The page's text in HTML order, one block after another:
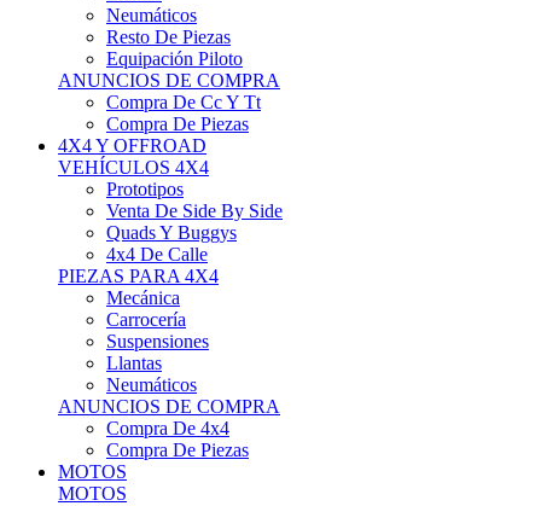
Resto De Piezas
Equipación Piloto
ANUNCIOS DE COMPRA
Compra De Cc Y Tt
Compra De Piezas
4X4 Y OFFROAD
VEHÍCULOS 4X4
Prototipos
Venta De Side By Side
Quads Y Buggys
4x4 De Calle
PIEZAS PARA 4X4
Mecánica
Carrocería
Suspensiones
Llantas
Neumáticos
ANUNCIOS DE COMPRA
Compra De 4x4
Compra De Piezas
MOTOS
MOTOS
Motos De Circuito